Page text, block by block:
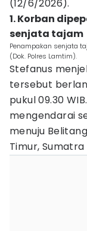
(12/6/2026).
1. Korban
senjata tajam
Penampakan senjata
(Dok. Polres Lamtim).
Stefanus
tersebut
pukul 09.30
mengendarai
menuju
Timur, Sumatra